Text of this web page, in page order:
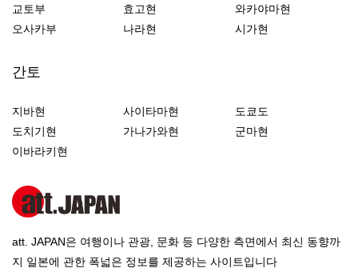
교토부 효고현
와카야마현
오사카부
나라현 시가현
간토
지바현 사이타마현
도쿄도
도치기현
가나가와현
군마현
이바라키현
att. JAPAN은 여행이나 관광, 문화 등 다양한 측면에서 최신 동향까
지 일본에 관한 폭넓은 정보를 제공하는 사이트입니다